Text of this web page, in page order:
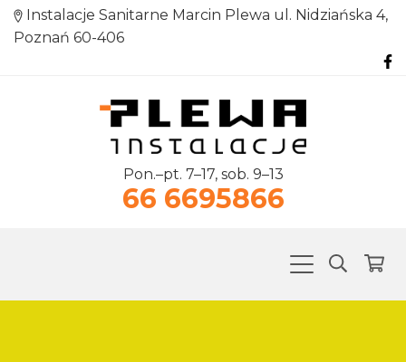
Instalacje Sanitarne Marcin Plewa ul. Nidziańska 4,
Poznań 60-406
Pon.–pt. 7–17, sob. 9–13
66 6695866